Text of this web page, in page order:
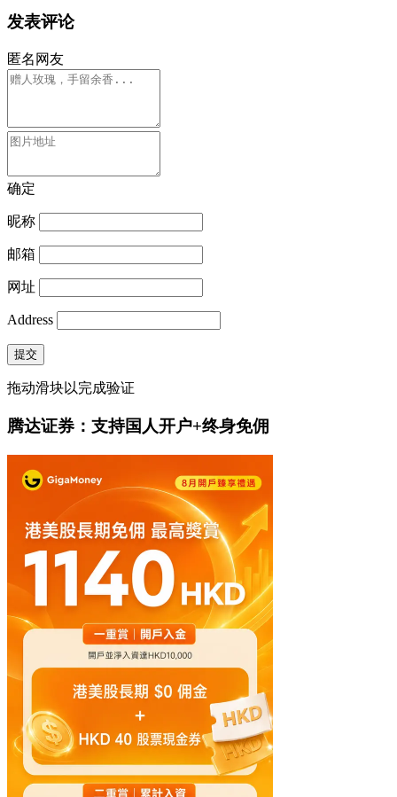
发表评论
匿名网友
确定
昵称
邮箱
网址
Address
提交
拖动滑块以完成验证
腾达证券：支持国人开户+终身免佣